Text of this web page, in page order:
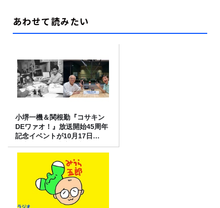
あわせて読みたい
小堺一機＆関根勤『コサキン
DEワァオ！』放送開始45周年
記念イベントが10月17日
（土）に開催決定！本日より
FC先行受付スタート！